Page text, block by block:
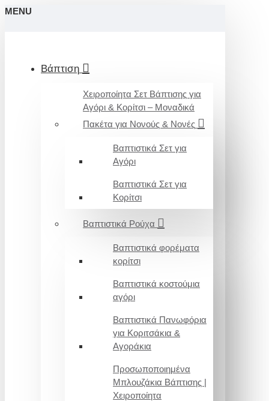
MENU
Βάπτιση
Χειροποίητα Σετ Βάπτισης για
Αγόρι & Κορίτσι – Μοναδικά
Πακέτα για Νονούς & Νονές
Βαπτιστικά Σετ για
Αγόρι
Βαπτιστικά Σετ για
Κορίτσι
Βαπτιστικά Ρούχα
Βαπτιστικά φορέματα
κορίτσι
Βαπτιστικά κοστούμια
αγόρι
Βαπτιστικά Πανωφόρια
για Κοριτσάκια &
Αγοράκια
Προσωποποιημένα
Μπλουζάκια Βάπτισης |
Χειροποίητα